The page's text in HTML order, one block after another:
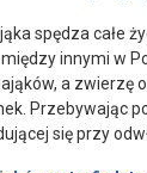
spędza całe
innymi w
a zwierzę
Przebywając
się przy